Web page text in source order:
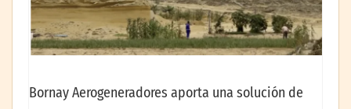
Bornay Aerogeneradores aporta una solución de